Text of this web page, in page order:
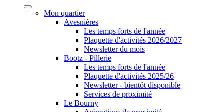
Mon quartier
Avesnières
Les temps forts de l'année
Plaquette d'activités 2026/2027
Newsletter du mois
Bootz - Pillerie
Les temps forts de l'année
Plaquette d'activités 2025/26
Newsletter - bientôt disponible
Services de proximité
Le Bourny